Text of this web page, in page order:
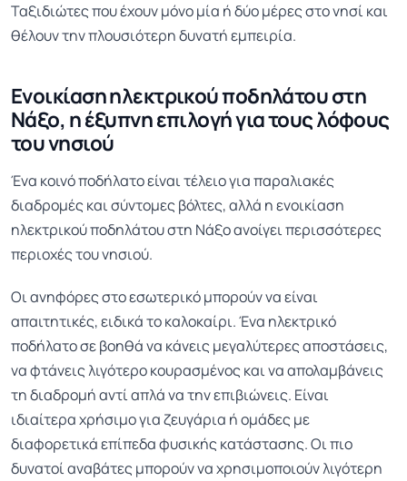
Ταξιδιώτες που έχουν μόνο μία ή δύο μέρες στο νησί και
θέλουν την πλουσιότερη δυνατή εμπειρία.
Ενοικίαση ηλεκτρικού ποδηλάτου στη
Νάξο, η έξυπνη επιλογή για τους λόφους
του νησιού
Ένα κοινό ποδήλατο είναι τέλειο για παραλιακές
διαδρομές και σύντομες βόλτες, αλλά η ενοικίαση
ηλεκτρικού ποδηλάτου στη Νάξο ανοίγει περισσότερες
περιοχές του νησιού.
Οι ανηφόρες στο εσωτερικό μπορούν να είναι
απαιτητικές, ειδικά το καλοκαίρι. Ένα ηλεκτρικό
ποδήλατο σε βοηθά να κάνεις μεγαλύτερες αποστάσεις,
να φτάνεις λιγότερο κουρασμένος και να απολαμβάνεις
τη διαδρομή αντί απλά να την επιβιώνεις. Είναι
ιδιαίτερα χρήσιμο για ζευγάρια ή ομάδες με
διαφορετικά επίπεδα φυσικής κατάστασης. Οι πιο
δυνατοί αναβάτες μπορούν να χρησιμοποιούν λιγότερη